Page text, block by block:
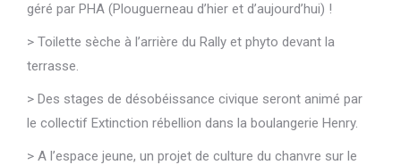
géré par PHA (Plouguerneau d’hier et d’aujourd’hui) !
> Toilette sèche à l’arrière du Rally et phyto devant la
terrasse.
> Des stages de désobéissance civique seront animé par
le collectif Extinction rébellion dans la boulangerie Henry.
> A l’espace jeune, un projet de culture du chanvre sur le